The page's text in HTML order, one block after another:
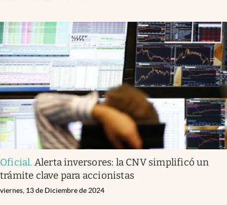
Oficial. Alerta inversores: la CNV simplificó un
trámite clave para accionistas
viernes, 13 de Diciembre de 2024